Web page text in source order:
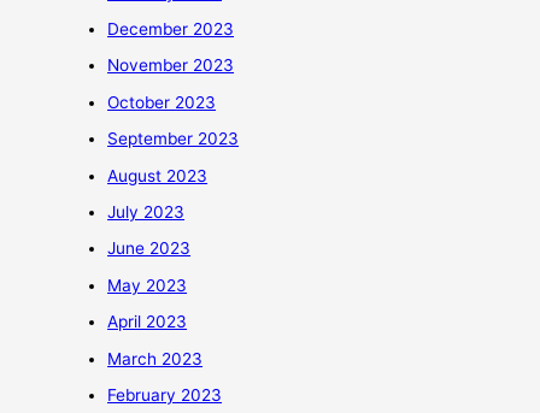
December 2023
November 2023
October 2023
September 2023
August 2023
July 2023
June 2023
May 2023
April 2023
March 2023
February 2023